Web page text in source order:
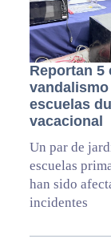
Reportan 5
escuelas
vacacional
Un par de
escuelas
han sido
incidentes